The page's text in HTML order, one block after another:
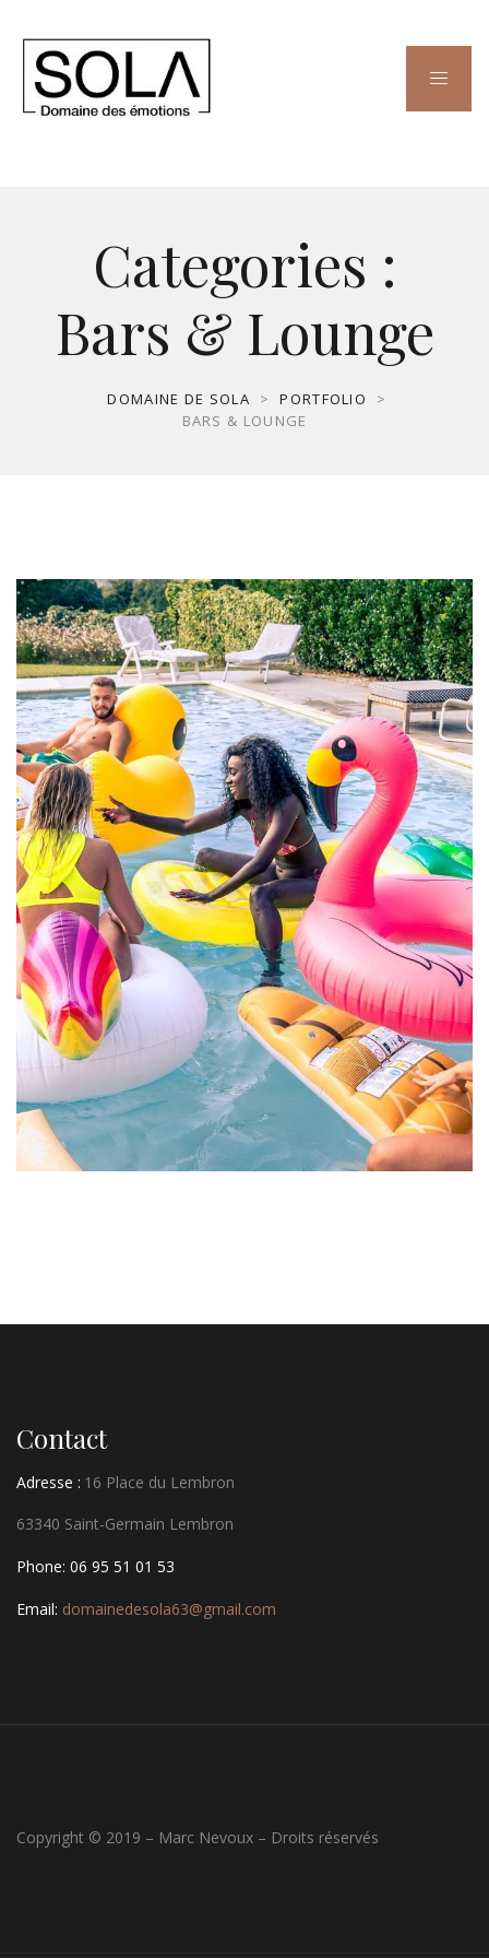
Categories :
Bars & Lounge
DOMAINE DE SOLA > PORTFOLIO
>
BARS & LOUNGE
Contact
Adresse : 16 Place du Lembron
63340 Saint-Germain Lembron
Phone: 06 95 51 01 53
Email: domainedesola63@gmail.com
Copyright © 2019 – Marc Nevoux – Droits réservés